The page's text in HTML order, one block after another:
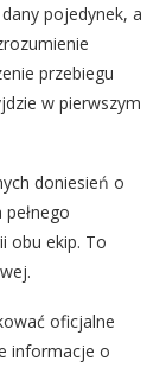
pojedynek, a
przebiegu
w pierwszym
doniesień o
obu ekip. To
oficjalne
informacje o